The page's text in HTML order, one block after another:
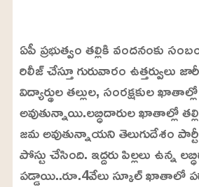
n
m
u
t
e
a
d
e
d
2
4
.
6
3
%
ఏపీ ప్రభుత్వం తల్లికి వందనంకు
రిలీజ్ చేస్తూ గురువారం ఉత్తర్వులు
విద్యార్థుల తల్లుల, సంరక్షకుల
అవుతున్నాయి.లబ్ధిదారుల ఖాతాల్లో
జమ అవుతున్నాయని తెలుగుదేశం
పోస్టు చేసింది. ఇద్దరు పిల్లలు ఉన్న
పడ్డాయి..రూ.4వేలు స్కూల్ ఖాతాలో